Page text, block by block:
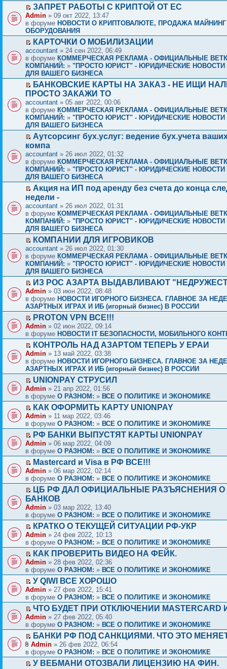
ЗАПРЕТ РАБОТЫ С КРИПТОЙ ОТ ЕС
Admin » 09 окт 2022, 13:47
в форуме НОВОСТИ О КРИПТОВАЛЮТЕ, ПРОДАЖА МАЙНИНГ
ОБОРУДОВАНИЯ
КАРТОЧКИ О МОБИЛИЗАЦИИ
accountant » 24 сен 2022, 06:49
в форуме КОММЕРЧЕСКАЯ РЕКЛАМА - ОФИЦИАЛЬНЫЕ
КОМПАНИЙ: » "ПРОСТО ЮРИСТ" - ЮРИДИЧЕСКИЕ НОВОСТИ
ДЛЯ ВАШЕГО БИЗНЕСА
БАНКОВСКИЕ КАРТЫ НА ЗАКАЗ - НЕ ИЩИ
ПРОСТО ЗАКАЖИ ТО
accountant » 05 авг 2022, 00:06
в форуме КОММЕРЧЕСКАЯ РЕКЛАМА - ОФИЦИАЛЬНЫЕ
КОМПАНИЙ: » "ПРОСТО ЮРИСТ" - ЮРИДИЧЕСКИЕ НОВОСТИ
ДЛЯ ВАШЕГО БИЗНЕСА
Аутсорсинг бух.услуг: ведение бух.учета
компа
accountant » 26 июл 2022, 01:32
в форуме КОММЕРЧЕСКАЯ РЕКЛАМА - ОФИЦИАЛЬНЫЕ
КОМПАНИЙ: » "ПРОСТО ЮРИСТ" - ЮРИДИЧЕСКИЕ НОВОСТИ
ДЛЯ ВАШЕГО БИЗНЕСА
Акция на ИП под аренду без счета до конца
недели -
accountant » 26 июл 2022, 01:31
в форуме КОММЕРЧЕСКАЯ РЕКЛАМА - ОФИЦИАЛЬНЫЕ
КОМПАНИЙ: » "ПРОСТО ЮРИСТ" - ЮРИДИЧЕСКИЕ НОВОСТИ
ДЛЯ ВАШЕГО БИЗНЕСА
КОМПАНИИ ДЛЯ ИГРОВИКОВ
accountant » 26 июл 2022, 01:30
в форуме КОММЕРЧЕСКАЯ РЕКЛАМА - ОФИЦИАЛЬНЫЕ
КОМПАНИЙ: » "ПРОСТО ЮРИСТ" - ЮРИДИЧЕСКИЕ НОВОСТИ
ДЛЯ ВАШЕГО БИЗНЕСА
ИЗ РОС АЗАРТА ВЫДАВЛИВАЮТ
Admin » 03 июн 2022, 08:48
в форуме НОВОСТИ ИГОРНОГО БИЗНЕСА. ГЛАВНОЕ ЗА
АЗАРТНЫХ ИГРАХ И ИБ (игорный бизнес) В РОССИИ
PROTON VPN ВСЕ!!!
Admin » 02 июн 2022, 09:14
в форуме НОВОСТИ IT БЕЗОПАСНОСТИ, МОБИЛЬНОГО
КОНТРОЛЬ НАД АЗАРТОМ ТЕПЕРЬ У ЕРАИ
Admin » 13 май 2022, 03:38
в форуме НОВОСТИ ИГОРНОГО БИЗНЕСА. ГЛАВНОЕ ЗА
АЗАРТНЫХ ИГРАХ И ИБ (игорный бизнес) В РОССИИ
UNIONPAY СТРУСИЛ
Admin » 21 апр 2022, 01:56
в форуме О РАЗНОМ: » ВСЕ О ПОЛИТИКЕ И ЭКОНОМИКЕ
КАК ОФОРМИТЬ КАРТУ UNIONPAY
Admin » 11 мар 2022, 03:46
в форуме О РАЗНОМ: » ВСЕ О ПОЛИТИКЕ И ЭКОНОМИКЕ
РФ БАНКИ ВЫПУСТЯТ КАРТЫ UNIONPAY
Admin » 06 мар 2022, 04:09
в форуме О РАЗНОМ: » ВСЕ О ПОЛИТИКЕ И ЭКОНОМИКЕ
Mastercard и Visa в РФ ВСЕ!!!
Admin » 06 мар 2022, 02:14
в форуме О РАЗНОМ: » ВСЕ О ПОЛИТИКЕ И ЭКОНОМИКЕ
ЦБ РФ ДАЛ ОФИЦИАЛЬНЫЕ РАЗЪЯСНЕНИЯ О
БАНКОВ
Admin » 03 мар 2022, 13:40
в форуме О РАЗНОМ: » ВСЕ О ПОЛИТИКЕ И ЭКОНОМИКЕ
КРАТКО О ТЕКУЩЕЙ СИТУАЦИИ РФ-УКР
Admin » 24 фев 2022, 10:13
в форуме О РАЗНОМ: » ВСЕ О ПОЛИТИКЕ И ЭКОНОМИКЕ
КАК ПРОВЕРИТЬ ВИДЕО НА ФЕЙК.
Admin » 28 фев 2022, 02:36
в форуме О РАЗНОМ: » ВСЕ О ПОЛИТИКЕ И ЭКОНОМИКЕ
У QIWI ВСЕ ХОРОШО
Admin » 27 фев 2022, 15:41
в форуме О РАЗНОМ: » ВСЕ О ПОЛИТИКЕ И ЭКОНОМИКЕ
ЧТО БУДЕТ ПРИ ОТКЛЮЧЕНИИ MASTERCARD
Admin » 27 фев 2022, 05:40
в форуме О РАЗНОМ: » ВСЕ О ПОЛИТИКЕ И ЭКОНОМИКЕ
БАНКИ РФ ПОД САНКЦИЯМИ. ЧТО ЭТО
Admin » 26 фев 2022, 06:54
в форуме О РАЗНОМ: » ВСЕ О ПОЛИТИКЕ И ЭКОНОМИКЕ
У ВЕБМАНИ ОТОЗВАЛИ ЛИЦЕНЗИЮ НА ФИН.